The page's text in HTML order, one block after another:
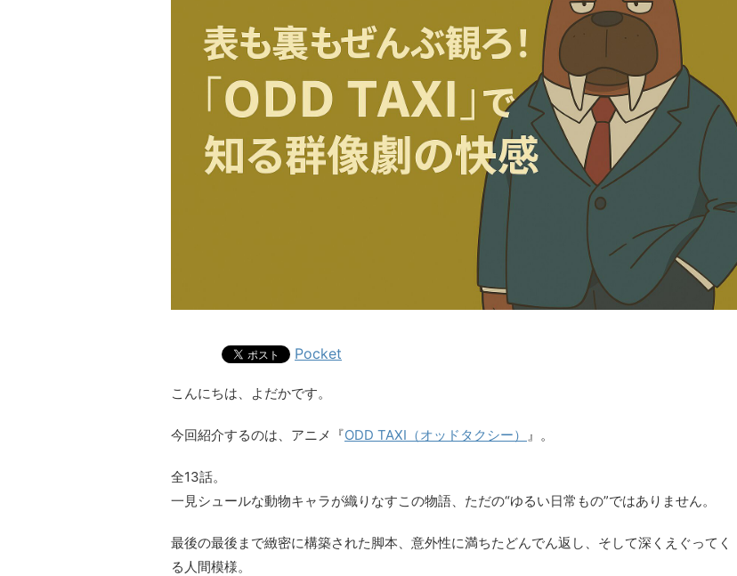
Pocket
こんにちは、よだかです。
今回紹介するのは、アニメ『ODD TAXI（オッドタクシー） 』。
全13話。
一見シュールな動物キャラが織りなすこの物語、ただの“ゆるい日常もの”ではありません。
最後の最後まで緻密に構築された脚本、意外性に満ちたどんでん返し、そして深くえぐってく
る人間模様。